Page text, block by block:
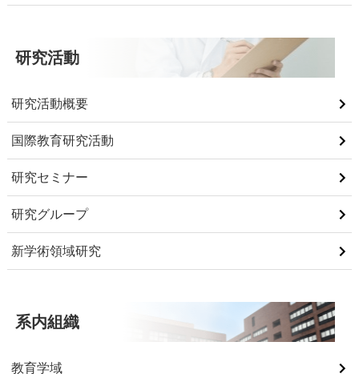
研究活動
研究活動概要
国際教育研究活動
研究セミナー
研究グループ
新学術領域研究
系内組織
教育学域